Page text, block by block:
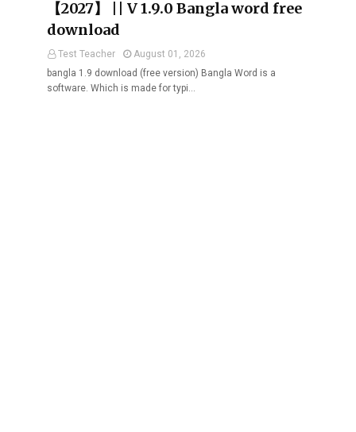
【2027】 || V 1.9.0 Bangla word free
download
Test Teacher
August 01, 2026
bangla 1.9 download (free version) Bangla Word is a
software. Which is made for typi…